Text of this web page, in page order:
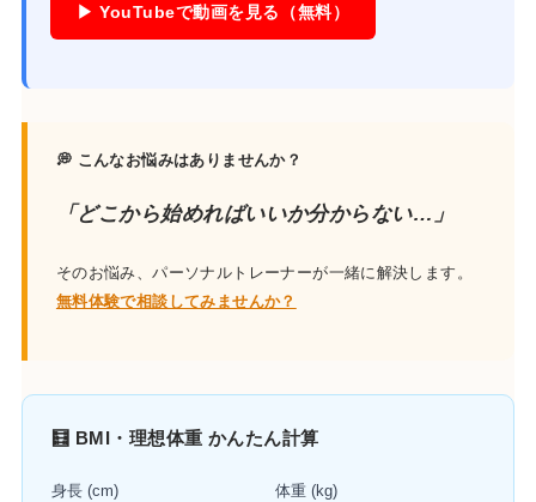
▶ YouTubeで動画を見る（無料）
💭 こんなお悩みはありませんか？
「どこから始めればいいか分からない…」
そのお悩み、パーソナルトレーナーが一緒に解決します。
無料体験で相談してみませんか？
🧮 BMI・理想体重 かんたん計算
身長 (cm) 体重 (kg)